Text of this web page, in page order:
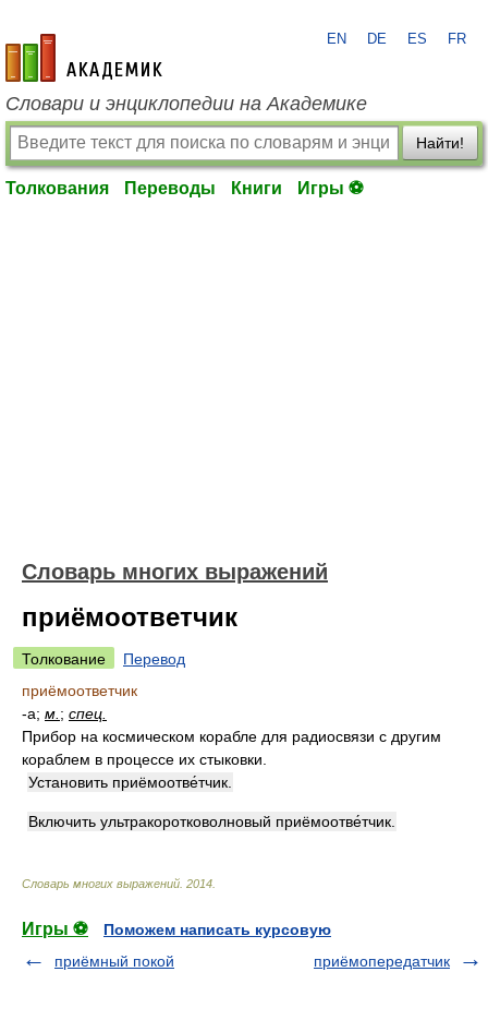
academic.ru
EN DE ES FR
Словари и энциклопедии на Академике
Найти!
Толкования Переводы Книги Игры ⚽
Словарь многих выражений
приёмоответчик
Толкование
Перевод
приёмоответчик
-а; м. ; спец.
Прибор на космическом корабле для радиосвязи с другим
кораблем в процессе их стыковки.
Установить приёмоотве́тчик.
Включить ультракоротковолновый приёмоотве́тчик.
Словарь многих выражений 2014
Игры ⚽
Поможем написать курсовую
приёмный покой
приёмопередатчик